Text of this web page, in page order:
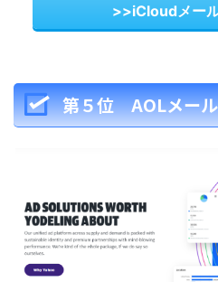
>>iCloudメー
第５位 AOLメー